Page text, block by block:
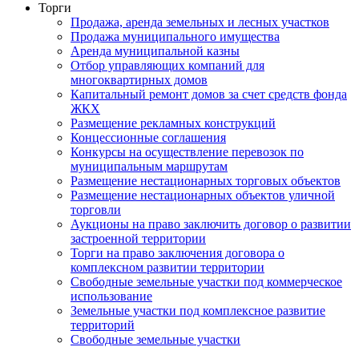
Торги
Продажа, аренда земельных и лесных участков
Продажа муниципального имущества
Аренда муниципальной казны
Отбор управляющих компаний для
многоквартирных домов
Капитальный ремонт домов за счет средств фонда
ЖКХ
Размещение рекламных конструкций
Концессионные соглашения
Конкурсы на осуществление перевозок по
муниципальным маршрутам
Размещение нестационарных торговых объектов
Размещение нестационарных объектов уличной
торговли
Аукционы на право заключить договор о развитии
застроенной территории
Торги на право заключения договора о
комплексном развитии территории
Свободные земельные участки под коммерческое
использование
Земельные участки под комплексное развитие
территорий
Свободные земельные участки